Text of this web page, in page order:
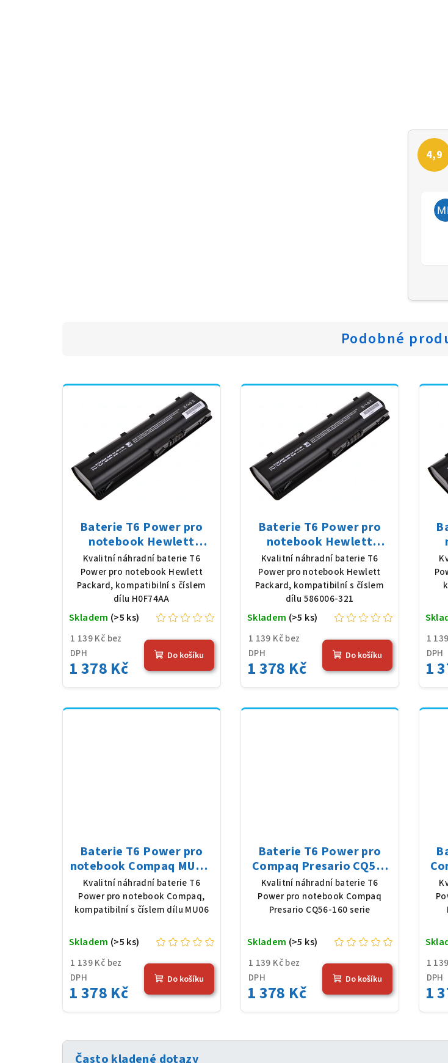
Podobné
Baterie T6 Power pro
notebook Hewlett
Packard H0F74AA, Li-
Ion, 10,8 V, 5200 mAh (56
Wh), černá
Kvalitní náhradní baterie T6
Power pro notebook Hewlett
Packard, kompatibilní s číslem
dílu H0F74AA
1 139 Kč bez
DPH
1 378 Kč
Skladem (>5 ks)
Do košíku
Baterie T6 Power pro
notebook Hewlett
Packard 586006-321, Li-
Ion, 10,8 V, 5200 mAh (56
Wh), černá
Kvalitní náhradní baterie T6
Power pro notebook Hewlett
Packard, kompatibilní s číslem
dílu 586006-321
1 139 Kč bez
DPH
1 378 Kč
Skladem (>5 ks)
Do košíku
1
DPH
1
Baterie T6 Power pro
notebook Compaq MU06,
Li-Ion, 10,8 V, 5200 mAh
(56 Wh), černá
Kvalitní náhradní baterie T6
Power pro notebook Compaq,
kompatibilní s číslem dílu MU06
1 139 Kč bez
DPH
1 378 Kč
Skladem (>5 ks)
Do košíku
Baterie T6 Power pro
Compaq Presario CQ56-
160 serie, Li-Ion, 10,8 V,
5200 mAh (56 Wh), černá
Kvalitní náhradní baterie T6
Power pro notebook Compaq
Presario CQ56-160 serie
1 139 Kč bez
DPH
1 378 Kč
Skladem (>5 ks)
Do košíku
1
DPH
1
Často kladené dotazy